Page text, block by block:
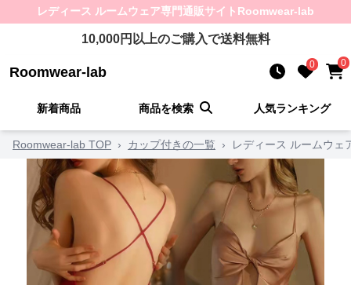
レディース ルームウェア専門通販サイト Roomwear-lab
10,000円以上のご購入で送料無料
Roomwear-lab 0 0
新着商品 商品を検索 人気ランキング
Roomwear-lab TOP › カップ付きの一覧 › レディース ルームウェ